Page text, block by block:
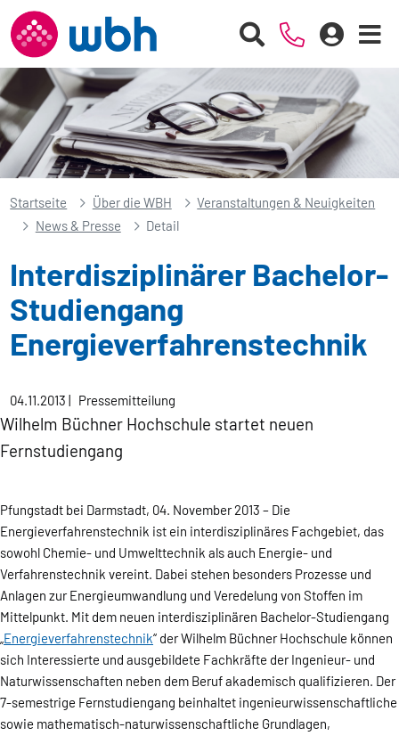
Startseite Über die WBH
Veranstaltungen & Neuigkeiten
News & Presse
Detail
Interdisziplinärer Bachelor-
Studiengang
Energieverfahrenstechnik
04.11.2013| Pressemitteilung
Wilhelm Büchner Hochschule startet neuen
Fernstudiengang
Pfungstadt bei Darmstadt, 04. November 2013 – Die
Energieverfahrenstechnik ist ein interdisziplinäres Fachgebiet, das
sowohl Chemie- und Umwelttechnik als auch Energie- und
Verfahrenstechnik vereint. Dabei stehen besonders Prozesse und
Anlagen zur Energieumwandlung und Veredelung von Stoffen im
Mittelpunkt. Mit dem neuen interdisziplinären Bachelor-Studiengang
„Energieverfahrenstechnik“ der Wilhelm Büchner Hochschule können
sich Interessierte und ausgebildete Fachkräfte der Ingenieur- und
Naturwissenschaften neben dem Beruf akademisch qualifizieren. Der
7-semestrige Fernstudiengang beinhaltet ingenieurwissenschaftliche
sowie mathematisch-naturwissenschaftliche Grundlagen,